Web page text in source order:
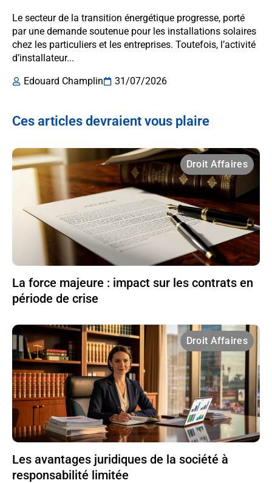
Le secteur de la transition énergétique progresse, porté
par une demande soutenue pour les installations solaires
chez les particuliers et les entreprises. Toutefois, l’activité
d’installateur...
Edouard Champlin
31/07/2026
Ces articles devraient vous plaire
Droit Affaires
La force majeure : impact sur les contrats en
période de crise
Droit Affaires
Les avantages juridiques de la société à
responsabilité limitée